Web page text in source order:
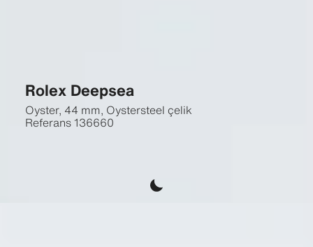
Rolex Deepsea
Oyster, 44 mm, Oystersteel çelik
Referans136660